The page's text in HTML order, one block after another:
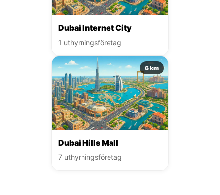
Dubai Internet City
1 uthyrningsföretag
6 km
Dubai Hills Mall
7 uthyrningsföretag